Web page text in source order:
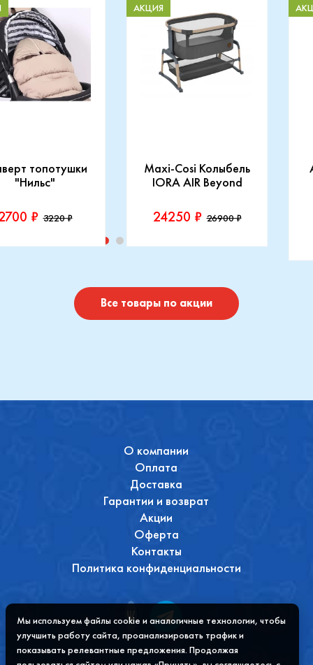
топотушки
"Нильс"
₽ 3220 ₽
Maxi-Cosi Колыбель
IORA AIR Beyond
АКЦИЯ
24250 ₽ 26900 ₽
Производитель::
Купить
Все товары по акции
О компании
Оплата
Доставка
Гарантии и возврат
Акции
Оферта
Контакты
Политика конфиденциальности
Мы используем файлы cookie и аналогичные технологии, чтобы
улучшить работу сайта, проанализировать трафик и
показывать релевантные предложения. Продолжая